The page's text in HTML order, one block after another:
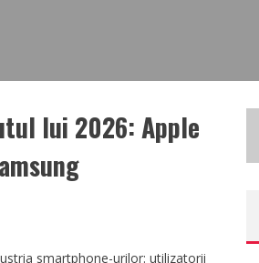
lui 2026: Apple
smartphone-urilor: utilizatorii